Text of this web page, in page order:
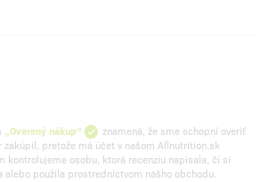
„Overený nákup“
znamená, že sme schopní overiť
pretože má účet v našom Allnutrition.sk
kontrolujeme osobu, ktorá recenziu napísala, či si
použila prostredníctvom nášho obchodu.